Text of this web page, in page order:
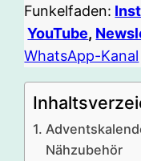
Funkelfaden:
YouTube,
WhatsApp-Kanal
Nähzubehör